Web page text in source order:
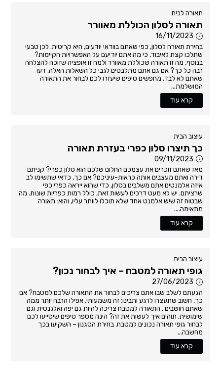
תאורה לבית
תאורה לסלון הכוללת מאוורר
16/11/2023
בחירת תאורה לסלון, כפי שאתם בוודאי יודעים, היא קריטית. לכן טבעי
שתלכו קצת לאיבוד, כי מה אתם יודיעם על האפשרויות הקיימות?
בנוסף, מה זו תאורה שכוללת מאוורר ולמה זו אופציה שזוכה להצלחה
רבה כל כך? אם גם אתם מתלבטים לגבי כל השאלות האלה, דעו
שאתם לא לבד. מחפשים טיפים שיעזרו לכם לבחור את התאורה
המושלמת...
קרא עוד
עיצוב הבית
כך תיצרו סלון כפרי בעזרת תאורה
09/11/2023
מאז שאתם זוכרים את עצמכם החלום שלכם הוא סלון כפרי? קניתם
דירה ואתם מעצבים אותה כראות-עיניכם? אם כך, כדאי שתשימו לב
איזה אלמנטים אתם משלבים בסלון, כדי שהוא ייראה כפרי כפי
שרציתם. יש לא מעט דרכים לעשות זאת, כולל רמות כפריות שונות. מה
שבטוח זה שיש אלמנט אחד שלא תוכלו לוותר עליו, והוא: תאורה
מתאימה....
קרא עוד
עיצוב הבית
גופי תאורה למטבח – איך לבחור נכון?
27/06/2023
הגעתם לשלב שבו אתם צריכים לבחור את התאורה שלכם למטבח? אם
כך, חשוב שתעצרו לרגע ותבינו: זה משמעותי, אפילו הרבה יותר ממה
שאתם חושבים . התאורה למטבח צריכה להיות גם יפה ואלגנטית וגם
שימושית. תוהים איך לעשות את זה? הינה מספר טיפים שיסייעו לכם
לבחור גופי תאורה נכונים למטבח. בחירת הסגנון – השקיעו בכך
מחשבה...
קרא עוד